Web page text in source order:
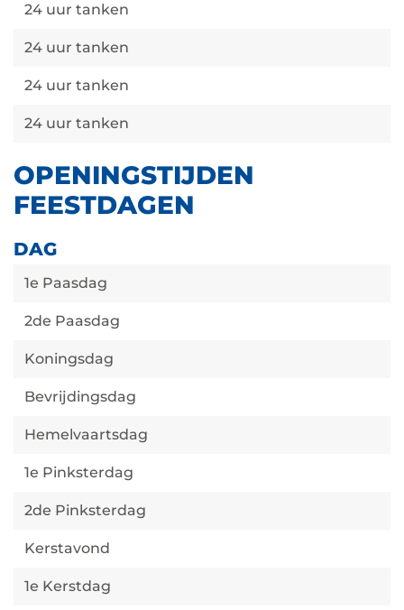
24 uur tanken
24 uur tanken
24 uur tanken
24 uur tanken
OPENINGSTIJDEN
FEESTDAGEN
DAG
1e Paasdag
2de Paasdag
Koningsdag
Bevrijdingsdag
Hemelvaartsdag
1e Pinksterdag
2de Pinksterdag
Kerstavond
1e Kerstdag